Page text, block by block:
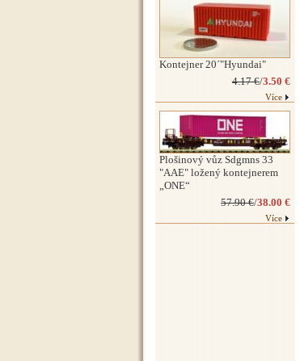
Kontejner 20´"Hyundai"
4.17 €/3.50 €
Více
Plošinový vůz Sdgmns 33
"AAE" ložený kontejnerem
„ONE“
57.90 €/38.00 €
Více